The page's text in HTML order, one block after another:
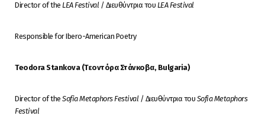
Director of the LEA Festival/ Διευθύντρια του LEA Festival
Responsible for Ibero-American Poetry
Teodora Stankova (Τεοντόρα Στάνκοβα, Bulgaria)
Director of the Sofia Metaphors Festival/ Διευθύντρια του Sofia Metaphors
Festival